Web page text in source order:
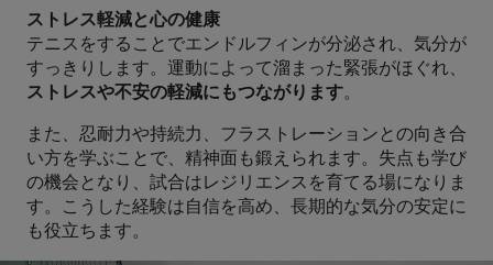
ストレス軽減と心の健康
テニスをすることでエンドルフィンが分泌され、気分が
すっきりします。運動によって溜まった緊張がほぐれ、
ストレスや不安の軽減にもつながります。
また、忍耐力や持続力、フラストレーションとの向き合
い方を学ぶことで、精神面も鍛えられます。失点も学び
の機会となり、試合はレジリエンスを育てる場になりま
す。こうした経験は自信を高め、長期的な気分の安定に
も役立ちます。